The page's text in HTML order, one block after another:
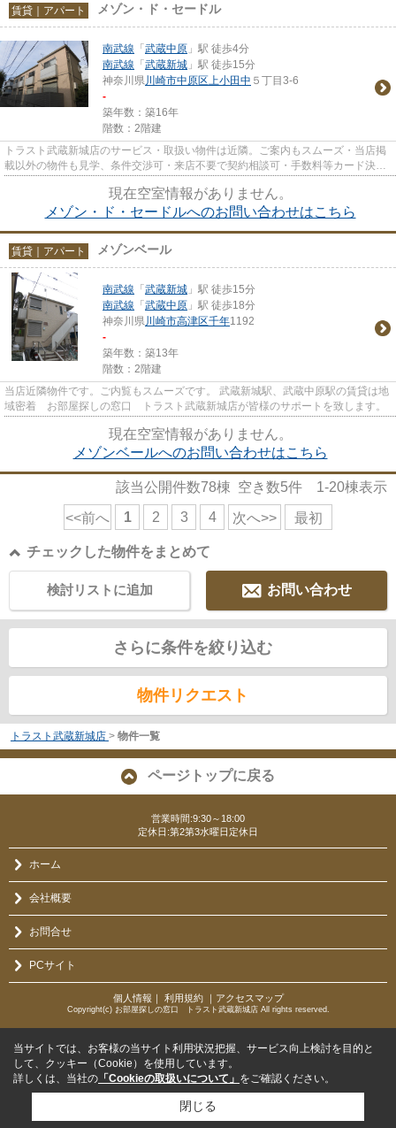
賃貸｜アパート メゾン・ド・セードル
南武線 「武蔵中原 」駅 徒歩4分
南武線 「武蔵新城 」駅 徒歩15分
神奈川県川崎市中原区上小田中 ５丁目3-6
-
築年数：築16年
階数：2階建
トラスト武蔵新城店のサービス・取扱い物件は近隣。ご案内もスムーズ・当店掲
載以外の物件も見学、条件交渉可・来店不要で契約相談可・手数料等カード決済
可・来店時無料駐車場有（要...
現在空室情報がありません。
メゾン・ド・セードルへのお問い合わせはこちら
賃貸｜アパート メゾンベール
南武線 「武蔵新城 」駅 徒歩15分
南武線 「武蔵中原 」駅 徒歩18分
神奈川県川崎市高津区千年1192
-
築年数：築13年
階数：2階建
当店近隣物件です。ご内覧もスムーズです。 武蔵新城駅、武蔵中原駅の賃貸は地
域密着 お部屋探しの窓口 トラスト武蔵新城店が皆様のサポートを致します。
現在空室情報がありません。
メゾンベールへのお問い合わせはこちら
該当公開件数78棟 空き数5件 1-20棟表示
<<前へ 1 2 3 4 次へ>> 最初
チェックした物件をまとめて
お問い合わせ
検討リストに追加
さらに条件を絞り込む
物件リクエスト
トラスト武蔵新城店 > 物件一覧
ページトップに戻る
営業時間:9:30～18:00
定休日:第2第3水曜日定休日
ホーム
会社概要
お問合せ
PCサイト
個人情報 ｜ 利用規約｜ アクセスマップ
Copyright(c) お部屋探しの窓口 トラスト武蔵新城店 All rights reserved.
当サイトでは、お客様の当サイト利用状況把握、サービス向上検討を目的と
して、クッキー（Cookie）を使用しています。
詳しくは、当社の 「Cookieの取扱いについて」 をご確認ください。
閉じる